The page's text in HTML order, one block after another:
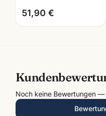
Künstlerbedarf
51,90 €
Noch keine Bewertungen